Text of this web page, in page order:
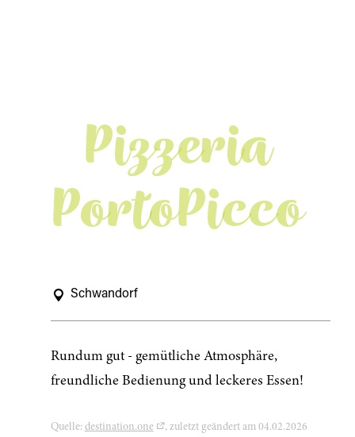
Pizzeria
PortoPicco
Schwandorf
Rundum gut - gemütliche Atmosphäre,
freundliche Bedienung und leckeres Essen!
Quelle: destination.one , zuletzt geändert am 04.02.2026